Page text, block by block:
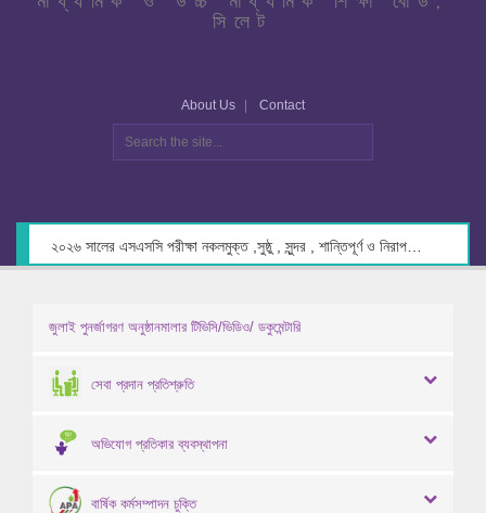
সিলেট
About Us Contact
জুলাই পুনর্জাগরণ অনুষ্ঠানমালার টিভিসি/ভিডিও/ ডকুমেন্টারি
সেবা প্রদান প্রতিশ্রুতি
অভিযোগ প্রতিকার ব্যবস্থাপনা
বার্ষিক কর্মসম্পাদন চুক্তি